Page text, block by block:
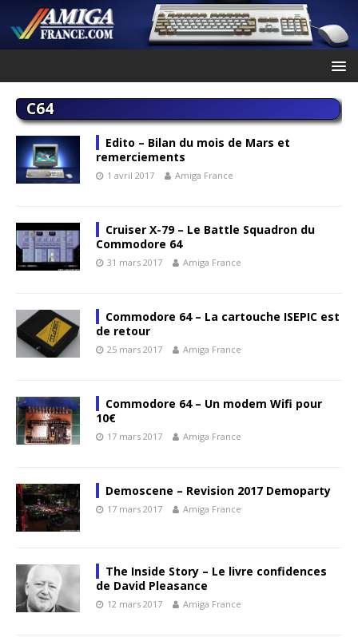
C64
Edito – Bilan du mois de Mars et
remerciements
1 avril 2017 Amiga France
Cruiser X-79 – Le Battle Squadron du
Commodore 64
31 mars 2017 Amiga France
Commodore 64 – La cartouche ISEPIC est
de retour
25 mars 2017 Amiga France
Commodore 64 – Un modem Wifi pour
10€
17 mars 2017 Amiga France
Demoscene – Revision 2017 Demoparty
17 mars 2017 Amiga France
The Inside Story – Le livre confidences
de David Pleasance
12 mars 2017 Amiga France